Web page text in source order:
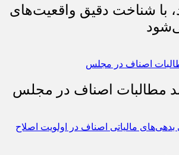
با شناخت دقیق واقعیت‌های
مطالبات اصناف در مجلس